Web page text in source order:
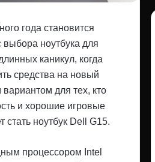
года становится
ноутбука для
каникул, когда
средства на новый
для тех, кто
и хорошие игровые
стать ноутбук Dell G15.
процессором Intel